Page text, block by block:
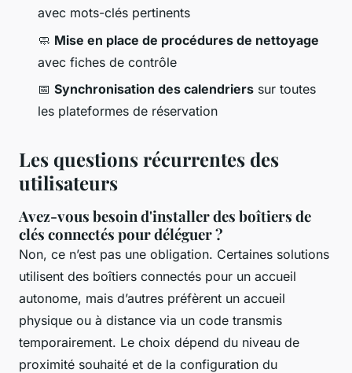
avec mots-clés pertinents
🧼 Mise en place de procédures de nettoyage
avec fiches de contrôle
📅 Synchronisation des calendriers sur toutes
les plateformes de réservation
Les questions récurrentes des
utilisateurs
Avez-vous besoin d'installer des boîtiers de
clés connectés pour déléguer ?
Non, ce n’est pas une obligation. Certaines solutions
utilisent des boîtiers connectés pour un accueil
autonome, mais d’autres préfèrent un accueil
physique ou à distance via un code transmis
temporairement. Le choix dépend du niveau de
proximité souhaité et de la configuration du